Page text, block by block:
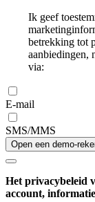
Ik geef
betrekking tot
aanbiedingen,
via:
E-mail
SMS/MMS
Open een demo-
Het privacybeleid
account,